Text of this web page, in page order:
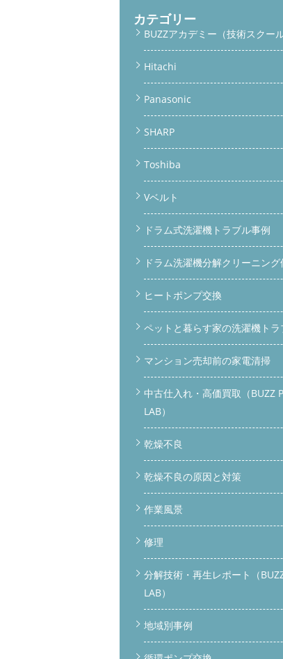
カテゴリー
BUZZアカデミー（技術スクール
Hitachi
Panasonic
SHARP
Toshiba
Vベルト
ドラム式洗濯機トラブル事例
ドラム洗濯機分解クリーニング
ヒートポンプ交換
ペットと暮らす家の洗濯機トラ
マンション売却前の家電清掃
中古仕入れ・高価買取（BUZZ
LAB）
乾燥不良
乾燥不良の原因と対策
作業風景
修理
分解技術・再生レポート（
LAB）
地域別事例